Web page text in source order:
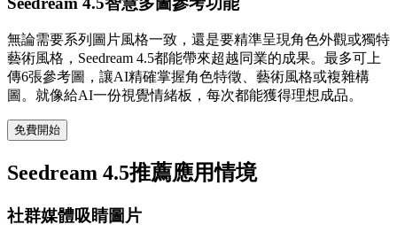
無論需要系列圖片風格一致，還是要精準呈現角色外觀或獨特
藝術風格，Seedream 4.5都能帶來超越同業的成果。最多可上
傳6張參考圖，讓AI精確掌握角色特徵、藝術風格或複雜構
圖。就像給AI一份視覺情緒板，每次都能獲得理想成品。
免費開始
Seedream 4.5推薦應用情境
社群媒體吸睛圖片